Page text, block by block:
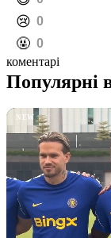
️😢 0
️🤬 0
коментарі